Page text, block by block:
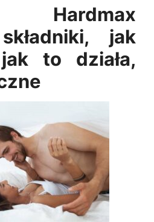
Hardmax
jak
to działa,